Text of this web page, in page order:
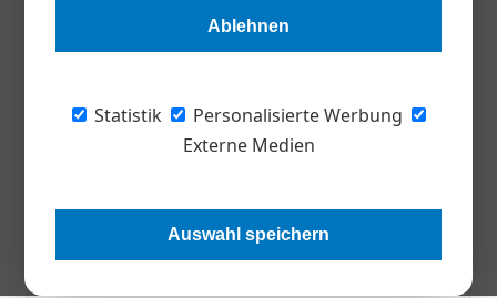
Ablehnen
Statistik
Personalisierte Werbung
Externe Medien
Auswahl speichern
Nachname: